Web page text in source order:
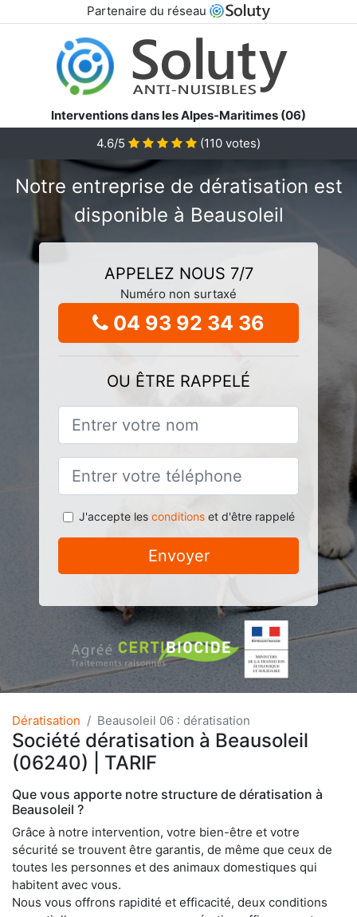
Partenaire du réseau
Interventions dans les Alpes-Maritimes (06)
4.6/5
(110 votes)
Notre entreprise de dératisation est
disponible à Beausoleil
APPELEZ NOUS 7/7
Numéro non surtaxé
04 93 92 34 36
OU ÊTRE RAPPELÉ
J'accepte les conditionset d'être rappelé
Envoyer
Dératisation Beausoleil 06 : dératisation
Société dératisation à Beausoleil
(06240) | TARIF
Que vous apporte notre structure de dératisation à
Beausoleil ?
Grâce à notre intervention, votre bien-être et votre
sécurité se trouvent être garantis, de même que ceux de
toutes les personnes et des animaux domestiques qui
habitent avec vous.
Nous vous offrons rapidité et efficacité, deux conditions